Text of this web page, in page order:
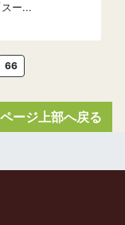
ー...
66
ページ上部へ戻る